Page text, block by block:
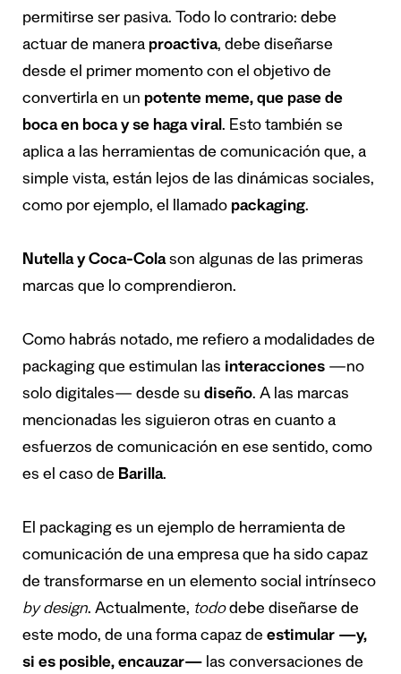
permitirse ser pasiva. Todo lo contrario: debe
actuar de manera proactiva, debe diseñarse
desde el primer momento con el objetivo de
convertirla en un potente meme, que pase de
boca en boca y se haga viral. Esto también se
aplica a las herramientas de comunicación que, a
simple vista, están lejos de las dinámicas sociales,
como por ejemplo, el llamado packaging.
Nutella y Coca-Colason algunas de las primeras
marcas que lo comprendieron.
Como habrás notado, me refiero a modalidades de
packaging que estimulan las interacciones —no
solo digitales— desde su diseño. A las marcas
mencionadas les siguieron otras en cuanto a
esfuerzos de comunicación en ese sentido, como
es el caso de Barilla.
El packaging es un ejemplo de herramienta de
comunicación de una empresa que ha sido capaz
de transformarse en un elemento social intrínseco
by design. Actualmente, tododebe diseñarse de
este modo, de una forma capaz de estimular —y,
si es posible, encauzar— las conversaciones de